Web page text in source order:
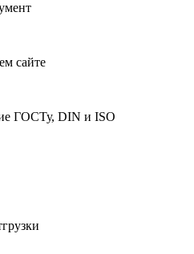
сайте
ГОСТу, DIN и ISO